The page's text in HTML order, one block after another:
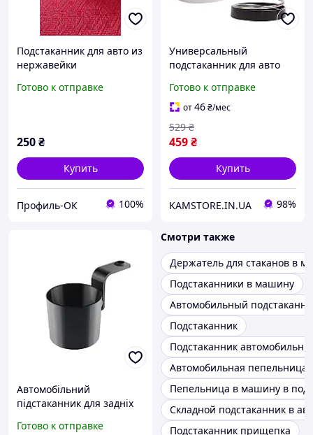
Подстаканник для авто из
нержавейки
Готово к отправке
250₴
Купить
Профиль-ОК 100%
Универсальный
подстаканник для авто
Готово к отправке
от46₴/мес
459₴
529 ₴
Купить
KAMSTORE.IN.UA 98%
Автомобільний
підстаканник для задніх
підголівник
Готово к отправке
Смотри также
Держатель для стаканов в
Подстаканники в машину
Автомобильный
Подстаканник
Подстаканник
Автомобильная пепельница
Пепельница в машину в
Складной подстаканник в
Подстаканник прищепка